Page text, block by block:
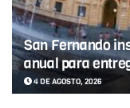
San Fernando
anual para
4 DE AGOSTO, 2026